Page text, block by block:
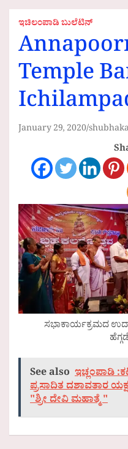
ಇಚಿಲಂಪಾಡಿ ಬುಲೆಟಿನ್
Temple
January 29, 2020
ಸಭಾಕಾರ್ಯಕ್ರಮದ
See also ಇಚ್ಲಂಪಾಡಿ
ಪ್ರಸಾದಿತ ದಶಾವತಾರ
"ಶ್ರೀ ದೇವಿ ಮಹಾತ್ಮೆ "